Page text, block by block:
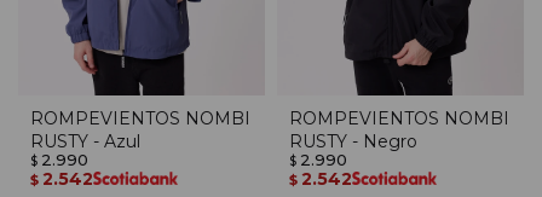
ROMPEVIENTOS NOMBI
RUSTY - Azul
$ 2.990
$ 2.542
ROMPEVIENTOS NOMBI
RUSTY - Negro
$ 2.990
$ 2.542